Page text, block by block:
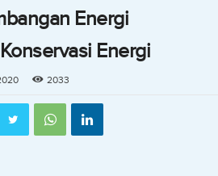
Energi
Energi
2033